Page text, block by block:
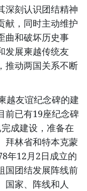
深刻认识团结精神
献，同时主动维护
曲和破坏历史事
发展柬越传统友
推动两国关系不断
越友谊纪念碑的建
前已有19座纪念碑
成建设，准备在
拜林省和特本克蒙
年12月2日成立的
国团结发展阵线前
国家、阵线和人